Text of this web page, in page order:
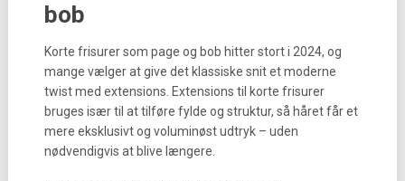
bob
Korte frisurer som page og bob hitter stort i 2024, og
mange vælger at give det klassiske snit et moderne
twist med extensions. Extensions til korte frisurer
bruges især til at tilføre fylde og struktur, så håret får et
mere eksklusivt og voluminøst udtryk – uden
nødvendigvis at blive længere.